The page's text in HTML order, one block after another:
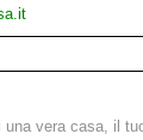
una vera casa, il